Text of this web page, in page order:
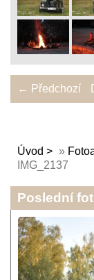
← Předchozí
Úvod »
IMG_2137
Poslední